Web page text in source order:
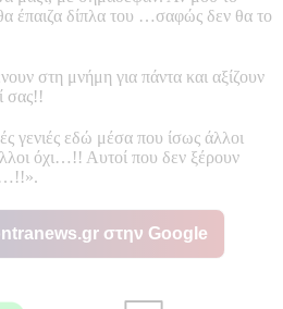
έπαιζα δίπλα του …σαφώς δεν θα το
στη μνήμη για πάντα και αξίζουν
σας!!
γενιές εδώ μέσα που ίσως άλλοι
όχι…!! Αυτοί που δεν ξέρουν
στην Google